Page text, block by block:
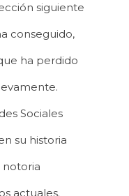
siguiente
conseguido,
ha perdido
Sociales
su historia
actuales.